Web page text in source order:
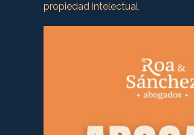
propiedad intelectual